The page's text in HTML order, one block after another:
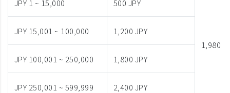
JPY 1 ~ 15,000 500 JPY
1,980
JPY 15,001 ~ 100,000 1,200 JPY
JPY 100,001 ~ 250,000 1,800 JPY
JPY 250,001 ~ 599,999 2,400 JPY